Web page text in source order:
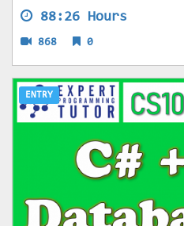
88:26 Hours
868 0
ENTRY